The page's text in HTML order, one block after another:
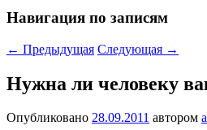
Навигация по записям
← Предыдущая Следующая →
Нужна ли человеку
Опубликовано 28.09.2011 автором